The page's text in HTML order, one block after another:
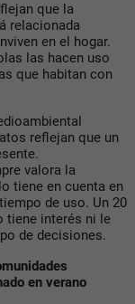
que la
relacionada
en el hogar.
las hacen uso
que habitan con
reflejan que un
valora la
tiene en cuenta en
de uso. Un 20
tiene interés ni le
de decisiones.
en verano